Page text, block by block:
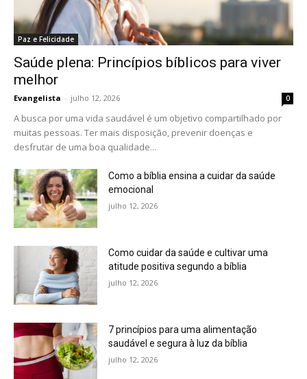
Paz e Felicidade
Saúde plena: Princípios bíblicos para viver
melhor
Evangelista - julho 12, 2026 0
A busca por uma vida saudável é um objetivo compartilhado por
muitas pessoas. Ter mais disposição, prevenir doenças e
desfrutar de uma boa qualidade...
Como a bíblia ensina a cuidar da saúde
emocional
julho 12, 2026
Como cuidar da saúde e cultivar uma
atitude positiva segundo a bíblia
julho 12, 2026
7 princípios para uma alimentação
saudável e segura à luz da bíblia
julho 12, 2026